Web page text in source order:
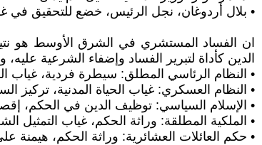
• بلال أردوغان، نجل الرئيس، خضع للتحقيق
ان الفساد المستشري في الشرق الأوسط هو
الدين كأداة لتبرير الفساد وإضفاء الشرعية
• النظام الرئاسي المطلق: سيطرة فردية، غياب
• النظام العسكري: غياب الحياة المدنية، تركيز
• الإسلام السياسي: توظيف الدين في الحكم،
• الملكية المطلقة: وراثة الحكم، غياب التمثيل
• حكم العائلات العشائرية: وراثة الحكم، هيمنة